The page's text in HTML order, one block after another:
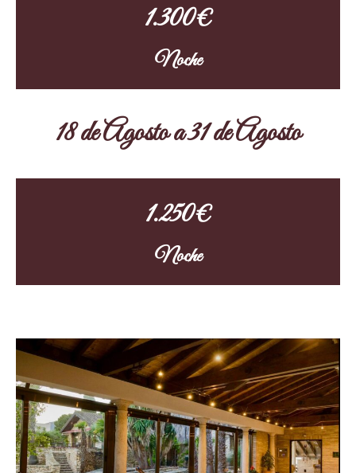
1.300€
Noche
18 de Agosto a 31 de Agosto
1.250€
Noche